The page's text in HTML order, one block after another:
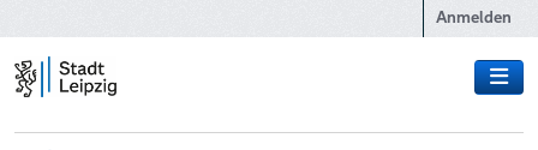
Anmelden